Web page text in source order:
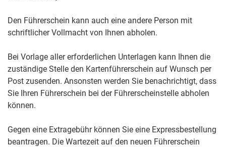
Den Führerschein kann auch eine andere Person mit
schriftlicher Vollmacht von Ihnen abholen.
Bei Vorlage aller erforderlichen Unterlagen kann Ihnen die
zuständige Stelle den Kartenführerschein auf Wunsch per
Post zusenden. Ansonsten werden Sie benachrichtigt, dass
Sie Ihren Führerschein bei der Führerscheinstelle abholen
können.
Gegen eine Extragebühr können Sie eine Expressbestellung
beantragen. Die Wartezeit auf den neuen Führerschein